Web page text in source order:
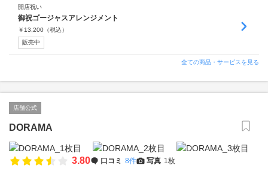
開店祝い
御祝ゴージャスアレンジメント
￥ 13,200 （税込）
販売中
全ての商品・サービスを見る
店舗公式
DORAMA
3.80 口コミ 8件 写真 1枚